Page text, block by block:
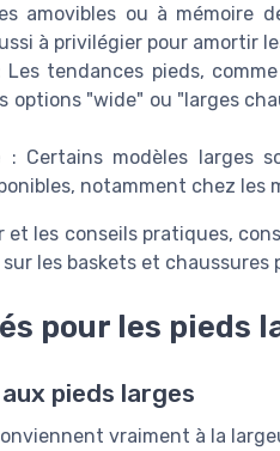
amovibles ou à mémoire
à privilégier pour amortir
Les tendances pieds,
options "wide" ou "larges
: Certains modèles larges
notamment chez les
et les conseils pratiques,
les baskets et chaussures
pour les pieds
pieds larges
vraiment à la